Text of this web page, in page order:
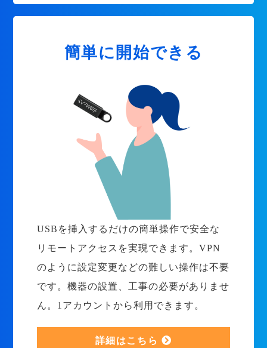
簡単に開始できる
USBを挿入するだけの簡単操作で安全な
リモートアクセスを実現できます。VPN
のように設定変更などの難しい操作は不要
です。機器の設置、工事の必要がありませ
ん。1アカウントから利用できます。
詳細はこちら